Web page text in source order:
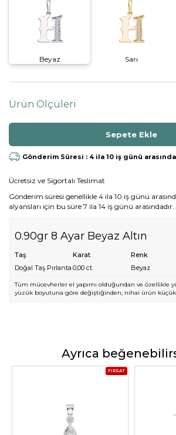
Beyaz Sarı
Ürün Ölçüleri
Gönderim Süresi : 4 ila 10 iş günü arasında
Ücretsiz ve Sigortalı Teslimat
Gönderim süresi genellikle 4 ila 10 iş günü
alyansları için bu süre 7 ila 14 iş günü arasındadır.
0.90gr 8 Ayar Beyaz Altın
Taş Karat Renk
Doğal Taş Pırlanta 0,00 ct. Beyaz
Tüm mücevherler el yapımı olduğundan ve özellikle
yüzük boyutuna göre değiştiğinden, nihai ürün küçük
Ayrıca
FIRSAT